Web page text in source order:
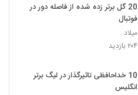
20 گل برتر زده شده از فاصله دور در
فوتبال
میلاد
۲۰۴ بازدید
10 خداحافظی تاثیرگذار در لیگ برتر
انگلیس